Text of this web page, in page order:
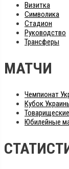
Визитка
Символика
Стадион
Руководство
Трансферы
МАТЧИ
Чемпионат
Кубок
Юбилейные